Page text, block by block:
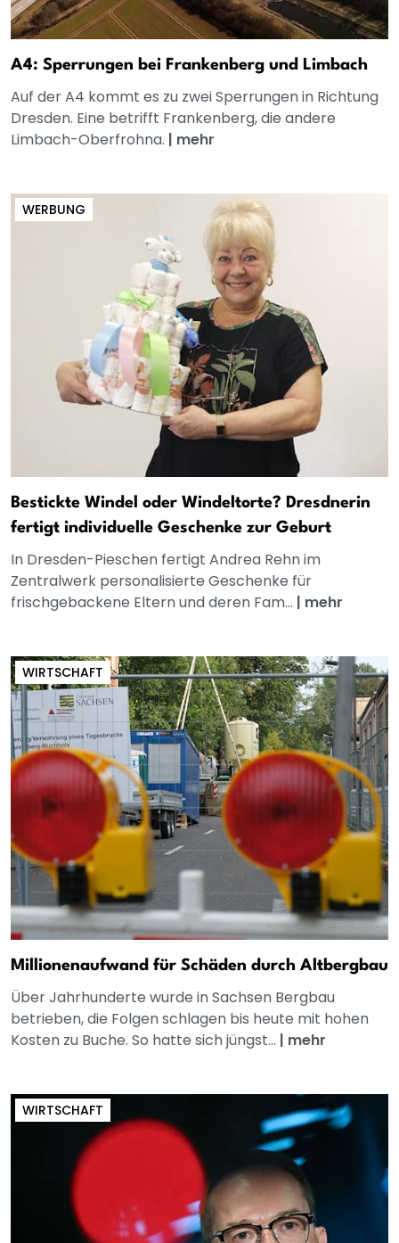
A4: Sperrungen bei Frankenberg und Limbach
Auf der A4 kommt es zu zwei Sperrungen in Richtung
Dresden. Eine betrifft Frankenberg, die andere
Limbach-Oberfrohna. | mehr
WERBUNG
Bestickte Windel oder Windeltorte? Dresdnerin
fertigt individuelle Geschenke zur Geburt
In Dresden-Pieschen fertigt Andrea Rehn im
Zentralwerk personalisierte Geschenke für
frischgebackene Eltern und deren Fam... | mehr
WIRTSCHAFT
Millionenaufwand für Schäden durch Altbergbau
Über Jahrhunderte wurde in Sachsen Bergbau
betrieben, die Folgen schlagen bis heute mit hohen
Kosten zu Buche. So hatte sich jüngst... | mehr
WIRTSCHAFT